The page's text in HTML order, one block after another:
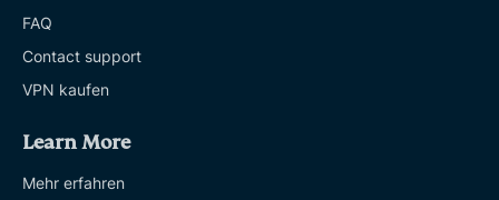
FAQ
Contact support
VPN kaufen
Learn More
Mehr erfahren